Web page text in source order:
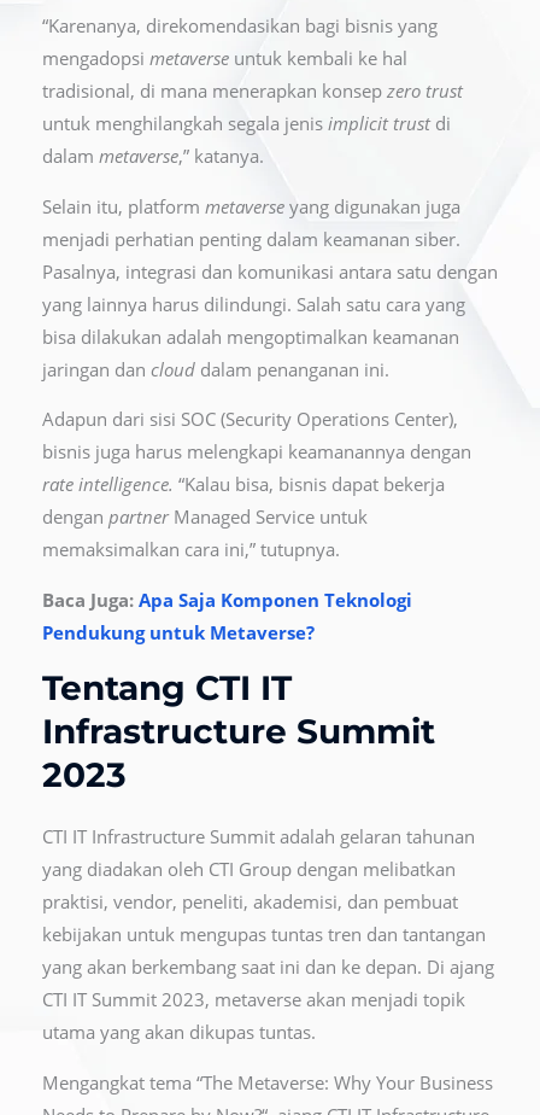
“Karenanya, direkomendasikan bagi bisnis yang
mengadopsi metaverse untuk kembali ke hal
tradisional, di mana menerapkan konsep zero trust
untuk menghilangkah segala jenis implicit trust di
dalam metaverse,” katanya.
Selain itu, platform metaverse yang digunakan juga
menjadi perhatian penting dalam keamanan siber.
Pasalnya, integrasi dan komunikasi antara satu dengan
yang lainnya harus dilindungi. Salah satu cara yang
bisa dilakukan adalah mengoptimalkan keamanan
jaringan dan cloud dalam penanganan ini.
Adapun dari sisi SOC (Security Operations Center),
bisnis juga harus melengkapi keamanannya dengan
rate intelligence. “Kalau bisa, bisnis dapat bekerja
dengan partnerManaged Service untuk
memaksimalkan cara ini,” tutupnya.
Baca Juga: Apa Saja Komponen Teknologi
Pendukung untuk Metaverse?
Tentang CTI IT
Infrastructure Summit
2023
CTI IT Infrastructure Summit adalah gelaran tahunan
yang diadakan oleh CTI Group dengan melibatkan
praktisi, vendor, peneliti, akademisi, dan pembuat
kebijakan untuk mengupas tuntas tren dan tantangan
yang akan berkembang saat ini dan ke depan. Di ajang
CTI IT Summit 2023, metaverse akan menjadi topik
utama yang akan dikupas tuntas.
Mengangkat tema “The Metaverse: Why Your Business